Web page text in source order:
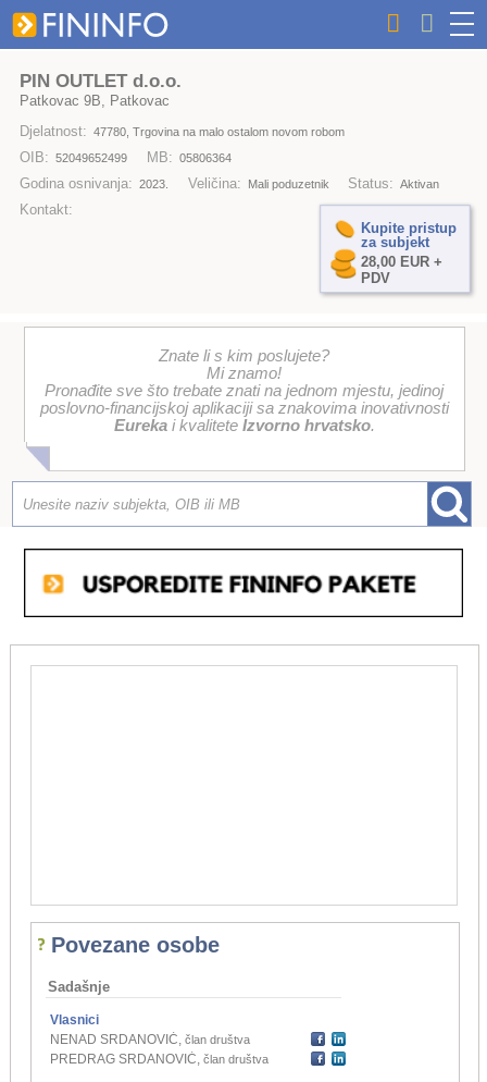
PIN OUTLET d.o.o.
Patkovac 9B, Patkovac
Djelatnost: 47780, Trgovina na malo ostalom novom robom
OIB: 52049652499 MB: 05806364
Godina osnivanja: 2023. Veličina: Mali poduzetnik Status: Aktivan
Kontakt:
Kupite pristup
za subjekt
28,00 EUR +
PDV
Znate li s kim poslujete?
Mi znamo!
Pronađite sve što trebate znati na jednom mjestu, jedinoj
poslovno-financijskoj aplikaciji sa znakovima inovativnosti
Eurekai kvalitete Izvorno hrvatsko.
Povezane osobe
Sadašnje
Vlasnici
NENAD SRDANOVIĆ, član društva
PREDRAG SRDANOVIĆ, član društva